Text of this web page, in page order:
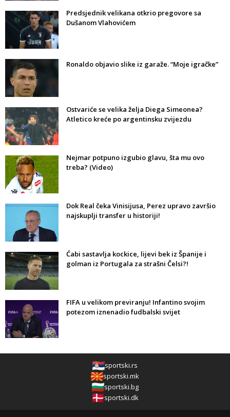
Predsjednik velikana otkrio pregovore sa
Dušanom Vlahovićem
Ronaldo objavio slike iz garaže. “Moje igračke”
Ostvariće se velika želja Diega Simeonea?
Atletico kreće po argentinsku zvijezdu
Nejmar potpuno izgubio glavu, šta mu ovo
treba? (Video)
Dok Real čeka Vinisijusa, Perez upravo završio
najskuplji transfer u historiji!
Ćabi sastavlja kockice, lijevi bek iz Španije i
golman iz Portugala za strašni Čelsi?!
FIFA u velikom previranju! Infantino svojim
potezom iznenadio fudbalski svijet
sportski.rs
sportski.mk
sportski.bg
sportski.dk